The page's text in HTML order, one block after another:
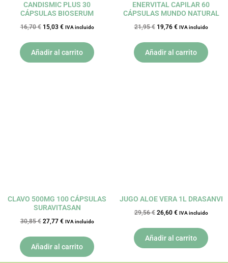
CANDISMIC PLUS 30
CÁPSULAS BIOSERUM
16,70€ 15,03 € IVA incluido
Añadir al carrito
ENERVITAL CAPILAR 60
CÁPSULAS MUNDO NATURAL
21,95€ 19,76 € IVA incluido
Añadir al carrito
CLAVO 500MG 100 CÁPSULAS
SURAVITASAN
30,85€ 27,77 € IVA incluido
Añadir al carrito
JUGO ALOE VERA 1L DRASANVI
29,56€ 26,60 € IVA incluido
Añadir al carrito